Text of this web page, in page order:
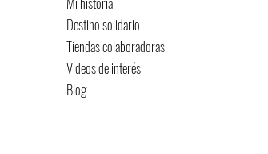
Destino solidario
Tiendas colaboradoras
Videos de interés
Blog